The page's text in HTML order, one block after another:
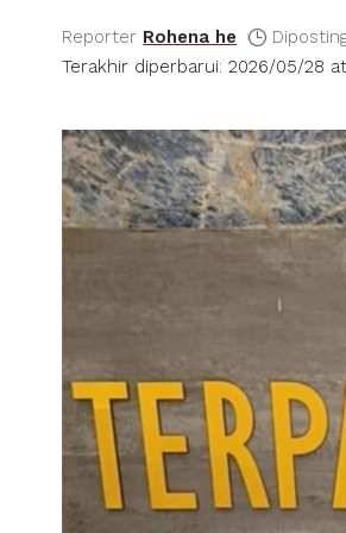
Terakhir diperbarui: 2026/05/28
Reporter Rohena he